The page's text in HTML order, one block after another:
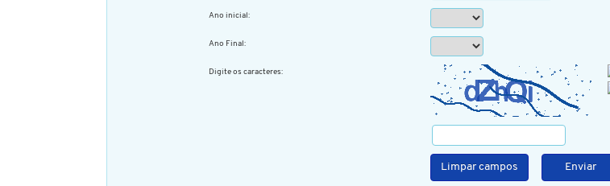
Ano inicial:
Ano Final:
Digite os caracteres:
Limpar campos Enviar